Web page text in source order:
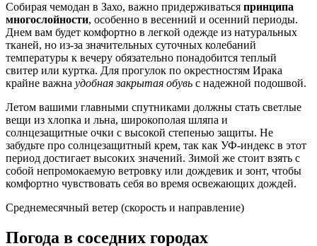
Собирая чемодан в Захо, важно придерживаться принципа
многослойности, особенно в весенний и осенний периоды.
Днем вам будет комфортно в легкой одежде из натуральных
тканей, но из-за значительных суточных колебаний
температуры к вечеру обязательно понадобится теплый
свитер или куртка. Для прогулок по окрестностям Ирака
крайне важна удобная закрытая обувь с надежной подошвой.
Летом вашими главными спутниками должны стать светлые
вещи из хлопка и льна, широкополая шляпа и
солнцезащитные очки с высокой степенью защиты. Не
забудьте про солнцезащитный крем, так как УФ-индекс в этот
период достигает высоких значений. Зимой же стоит взять с
собой непромокаемую ветровку или дождевик и зонт, чтобы
комфортно чувствовать себя во время освежающих дождей.
Среднемесячный ветер (скорость и направление)
Погода в соседних городах